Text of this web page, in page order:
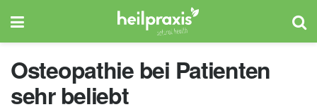
Osteopathie bei Patienten
sehr beliebt